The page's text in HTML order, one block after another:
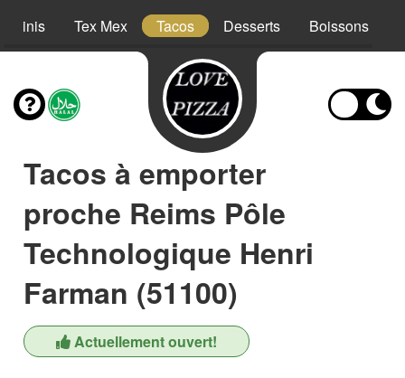
Tex Mex Tacos Desserts Boissons
Tacos à emporter
proche Reims Pôle
Technologique Henri
Farman (51100)
Actuellement ouvert!